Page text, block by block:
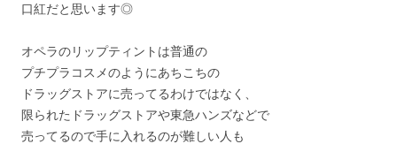
口紅だと思います◎
オペラのリップティントは普通の
プチプラコスメのようにあちこちの
ドラッグストアに売ってるわけではなく、
限られたドラッグストアや東急ハンズなどで
売ってるので手に入れるのが難しい人も